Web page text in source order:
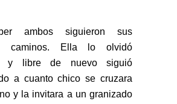
ambos siguieron sus
caminos. Ella lo olvidó
y libre de nuevo siguió
a cuanto chico se cruzara
y la invitara a un granizado